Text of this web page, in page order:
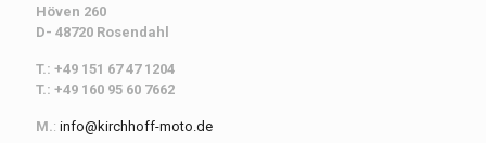
Höven 260
D- 48720 Rosendahl
T.: +49 151 67 47 1204
T.: +49 160 95 60 7662
M.: info@kirchhoff-moto.de